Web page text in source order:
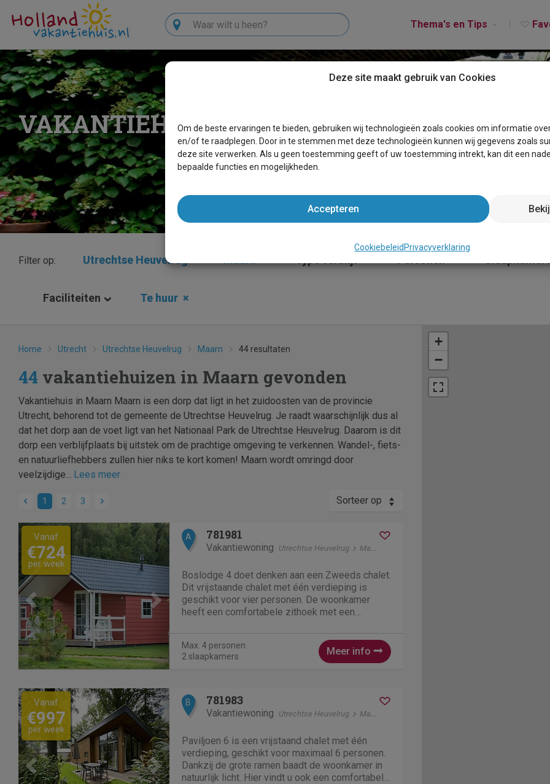
Thema's en Tips
Zoeken
VAKANTIEHUIZEN MAARN
Filter op: Utrechtse Heuvelrug
Faciliteiten Te huur ×
Home Utrecht Utrechtse Heuvelrug Maarn 44 resultaten
44 vakantiehuizen in Maarn gevonden
Vakantiehuis in Maarn Maarn is een dorp dat ligt in het zuidoosten van de provincie
Utrecht, behorend tot de gemeente de Utrechtse Heuvelrug. Je raadt waarschijnlijk dus al
dat het dorp aan de voet ligt van het Nationaal Park de Utrechtse Heuvelrug. Daarom is dit
dorp een verblijfplaats bij uitstek om de prachtige omgeving te verkennen. Wandel-, fiets-
en natuurliefhebbers zullen hier niks te kort komen! Maarn wordt omringd door
veelzijdige... Lees meer
1 2 3 Sorteer op
Previous Next
Vanaf
€724
per week
A 781981
Vakantiewoning Utrechtse Heuvelrug Maarn
Boslodge 4 doet denken aan een Zweeds chalet.
Dit vrijstaande chalet met één verdieping is
geschikt voor vier personen. De woonkamer
heeft een comfortabele zithoek met een
waterkoker en filterkoffiezetapparaat. Er...
Max. 4 personen
2 slaapkamers
Meer info
Previous Next
Vanaf
€997
per week
B 781983
Vakantiewoning Utrechtse Heuvelrug Maarn
Paviljoen 6 is een vrijstaand chalet met één
verdieping, geschikt voor maximaal 6 personen.
Dankzij de grote ramen baadt de woonkamer in
natuurlijk licht. Hier vindt u ook een comfortabele
+
−
Deze site maakt gebruik van Cookies
Om de beste ervaringen te bieden, gebruiken wij technologieën zoals cookies om informatie
en/of te raadplegen. Door in te stemmen met deze technologieën kunnen wij gegevens zoals
deze site verwerken. Als u geen toestemming geeft of uw toestemming intrekt, kan dit een
bepaalde functies en mogelijkheden.
Accepteren
Cookiebeleid Privacyverklaring